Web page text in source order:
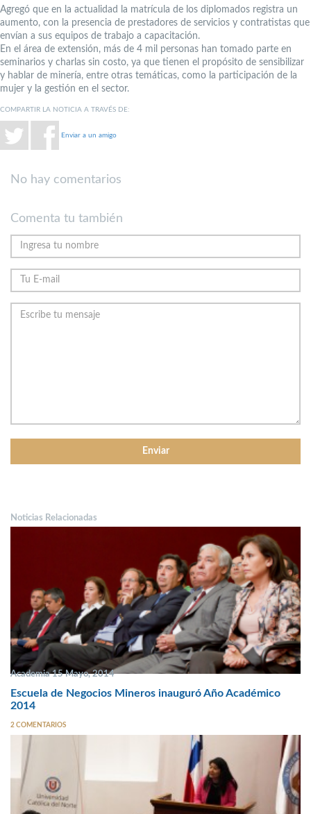
Agregó que en la actualidad la matrícula de los diplomados registra un
aumento, con la presencia de prestadores de servicios y contratistas que
envían a sus equipos de trabajo a capacitación.
En el área de extensión, más de 4 mil personas han tomado parte en
seminarios y charlas sin costo, ya que tienen el propósito de sensibilizar
y hablar de minería, entre otras temáticas, como la participación de la
mujer y la gestión en el sector.
COMPARTIR LA NOTICIA A TRAVÉS DE:
Enviar a un amigo
No hay comentarios
Comenta tu también
Noticias Relacionadas
Academia 15 Mayo, 2014
Escuela de Negocios Mineros inauguró Año Académico
2014
2 COMENTARIOS